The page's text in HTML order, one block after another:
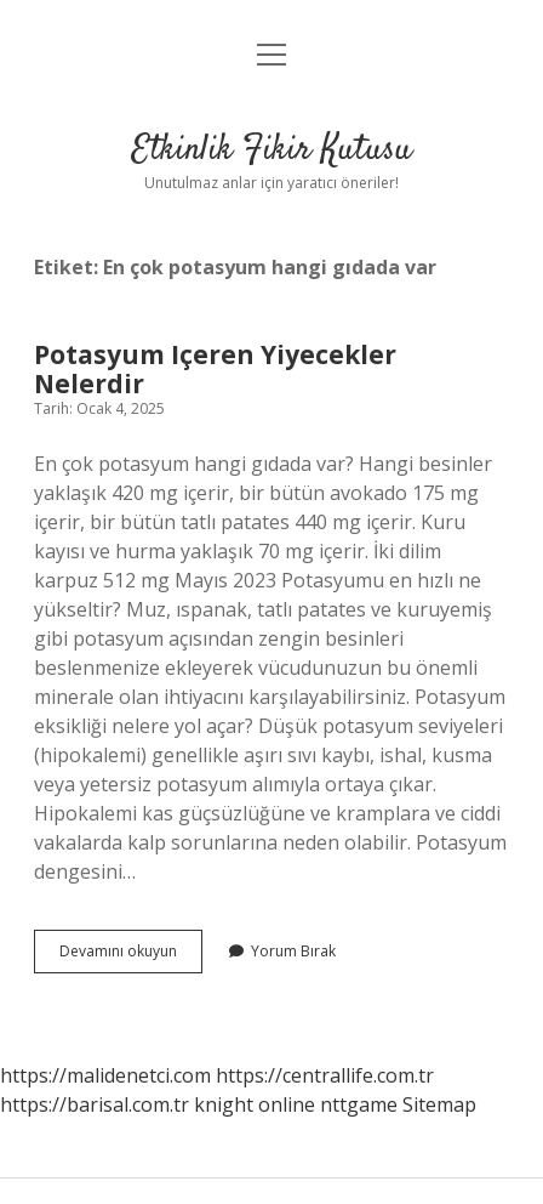
Anasayfa
Yasal Uyarı
menüyü
Etkinlik Fikir Kutusu
Unutulmaz anlar için yaratıcı öneriler!
Etiket: En çok potasyum hangi gıdada var
Potasyum Içeren Yiyecekler
Nelerdir
Tarih: Ocak 4, 2025
En çok potasyum hangi gıdada var? Hangi besinler
yaklaşık 420 mg içerir, bir bütün avokado 175 mg
içerir, bir bütün tatlı patates 440 mg içerir. Kuru
kayısı ve hurma yaklaşık 70 mg içerir. İki dilim
karpuz 512 mg Mayıs 2023 Potasyumu en hızlı ne
yükseltir? Muz, ıspanak, tatlı patates ve kuruyemiş
gibi potasyum açısından zengin besinleri
beslenmenize ekleyerek vücudunuzun bu önemli
minerale olan ihtiyacını karşılayabilirsiniz. Potasyum
eksikliği nelere yol açar? Düşük potasyum seviyeleri
(hipokalemi) genellikle aşırı sıvı kaybı, ishal, kusma
veya yetersiz potasyum alımıyla ortaya çıkar.
Hipokalemi kas güçsüzlüğüne ve kramplara ve ciddi
vakalarda kalp sorunlarına neden olabilir. Potasyum
dengesini…
Devamını okuyun Potasyum
Içeren
Yorum Bırak
https://malidenetci.com https://centrallife.com.tr
https://barisal.com.tr knight online nttgame Sitemap